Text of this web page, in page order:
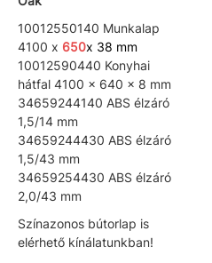
10012550140 Munkalap
4100 x 650x 38 mm
10012590440 Konyhai
hátfal 4100 x 640 x 8 mm
34659244140 ABS élzáró
1,5/14 mm
34659244430 ABS élzáró
1,5/43 mm
34659254430 ABS élzáró
2,0/43 mm
Színazonos bútorlap is
elérhető kínálatunkban!